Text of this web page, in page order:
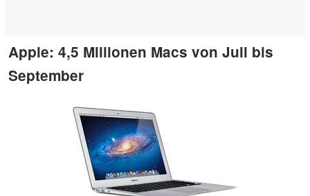
Apple: 4,5 Millionen Macs von Juli bis
September